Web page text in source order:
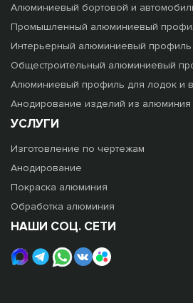
Алюминиевый бортовой и
Промышленный алюминиевый
Интерьерный алюминиевый профиль
Общестроительный алюминиевый
Алюминиевый профиль для лодок и
Анодирование изделий из алюминия
УСЛУГИ
Изготовление по чертежам
Анодирование
Покраска алюминия
Обработка алюминия
НАШИ СОЦ. СЕТИ